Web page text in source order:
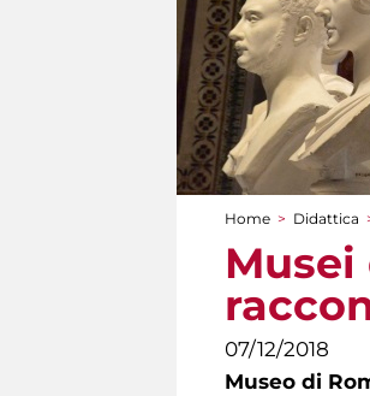
Tu sei qui
Home > Didattica
Musei
07/12/2018
Museo di